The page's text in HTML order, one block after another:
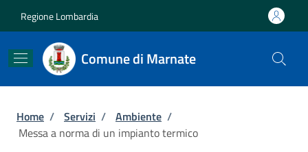
Regione Lombardia
Comune di Marnate
Briciole di pane
Home / Servizi / Ambiente /
Messa a norma di un impianto termico